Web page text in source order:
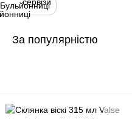
Бульйонниці
За популярністю